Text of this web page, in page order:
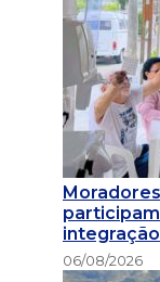
integração
06/08/2026